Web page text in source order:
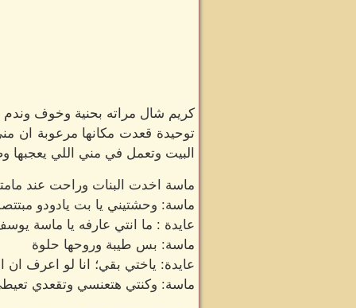
كريم شال مراته بحنية وخوف
توحيدة قعدت مكانها مرعوبة ان
البيت وتعمل في مني اللي
ماسة اخدت البنات وراحت عند
ماسة: وحشتيني يا بت يادودو
عايدة : ما انتي عارفه يا ماسة
ماسة: بس طيبة وروحها حلوة
عايدة: ياختي بقي؛ انا لو اعرف
ماسة: وكنتي هتعنسي وتقعدي